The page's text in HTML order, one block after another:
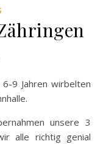
unsere 3
alle richtig genial